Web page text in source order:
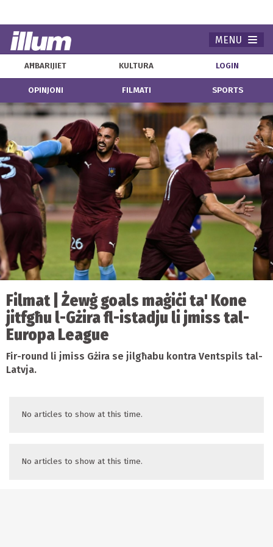
MENU
AĦBARIJIET KULTURA LOGIN
OPINJONI FILMATI SPORTS
Filmat | Żewġ goals maġiċi ta' Kone
jitfgħu l-Gżira fl-istadju li jmiss tal-
Europa League
Fir-round li jmiss Gżira se jilgħabu kontra Vent­spils tal-
Latvja.